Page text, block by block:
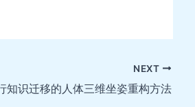
NEXT
知识迁移的人体三维坐姿重构方法